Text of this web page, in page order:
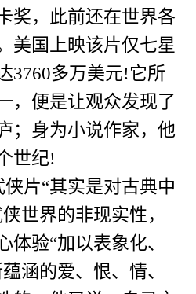
奖，此前还在世界各
美国上映该片仅七星
3760多万美元!它所
，便是让观众发现了
身为小说作家，他
世纪!
片“其实是对古典中
世界的非现实性，
验“加以表象化、
涵的爱、恨、情、